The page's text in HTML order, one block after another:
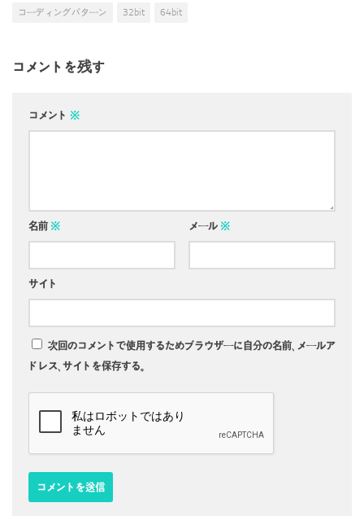
コーディングパターン 32bit 64bit
コメントを残す
コメント ※
名前※ メール※
サイト
次回のコメントで使用するためブラウザーに自分の名前、メールア
ドレス、サイトを保存する。